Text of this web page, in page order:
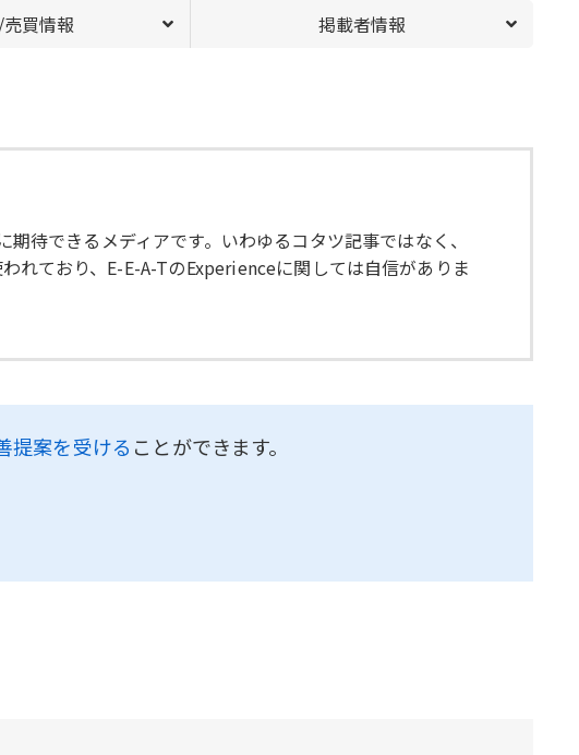
買情報 掲載者情報
待できるメディアです。いわゆるコタツ記事ではなく、
れており、E-E-A-TのExperienceに関しては自信がありま
提案を受ける ことができます。